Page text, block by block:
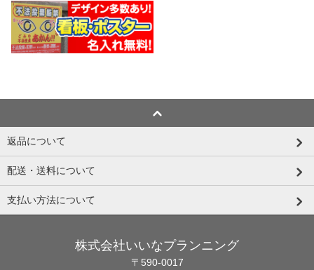
返品について
配送・送料について
支払い方法について
株式会社いいなプランニング
〒590-0017